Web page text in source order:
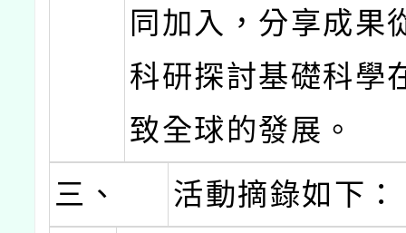
同加入，分享成果
科研探討基礎科學
致全球的發展。
三、
活動摘錄如下：